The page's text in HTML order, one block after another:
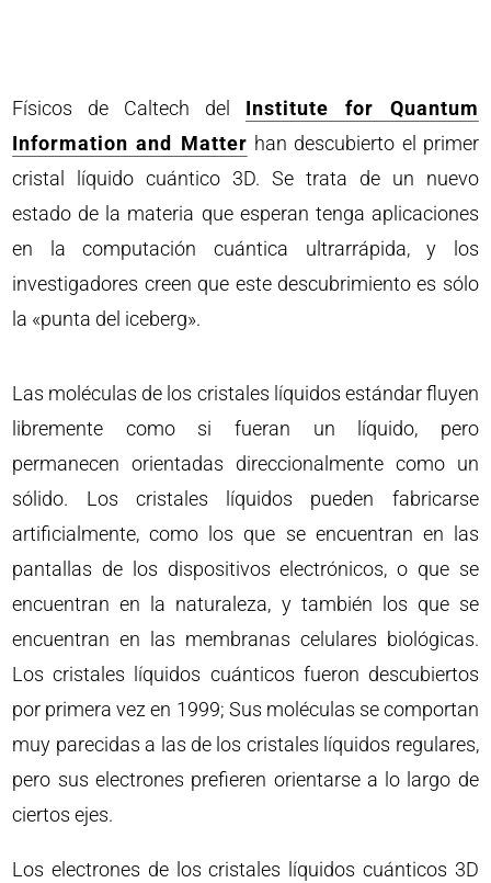
Físicos de Caltech del Institute for Quantum
Information and Matter han descubierto el primer
cristal líquido cuántico 3D. Se trata de un nuevo
estado de la materia que esperan tenga aplicaciones
en la computación cuántica ultrarrápida, y los
investigadores creen que este descubrimiento es sólo
la «punta del iceberg».
Las moléculas de los cristales líquidos estándar fluyen
libremente como si fueran un líquido, pero
permanecen orientadas direccionalmente como un
sólido. Los cristales líquidos pueden fabricarse
artificialmente, como los que se encuentran en las
pantallas de los dispositivos electrónicos, o que se
encuentran en la naturaleza, y también los que se
encuentran en las membranas celulares biológicas.
Los cristales líquidos cuánticos fueron descubiertos
por primera vez en 1999; Sus moléculas se comportan
muy parecidas a las de los cristales líquidos regulares,
pero sus electrones prefieren orientarse a lo largo de
ciertos ejes.
Los electrones de los cristales líquidos cuánticos 3D